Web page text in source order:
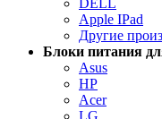
DELL
Apple IPad
Другие
Блоки питания
Asus
HP
Acer
LG